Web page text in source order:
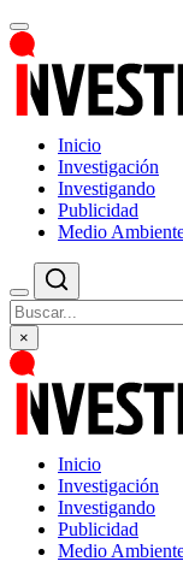
Inicio
Investigación
Investigando
Publicidad
Medio
×
Inicio
Investigación
Investigando
Publicidad
Medio